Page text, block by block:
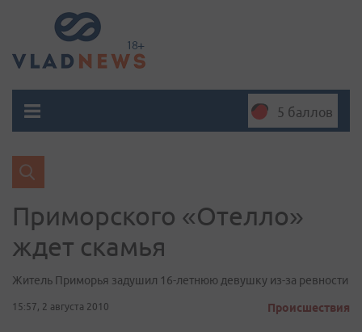
5 баллов
Приморского «Отелло»
ждет скамья
Житель Приморья задушил 16-летнюю девушку из-за ревности
15:57, 2 августа 2010 Происшествия